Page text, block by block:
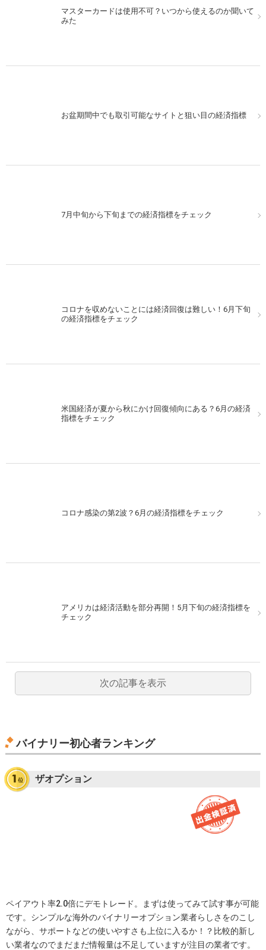
マスターカードは使用不可？いつから使えるのか聞いて
みた
お盆期間中でも取引可能なサイトと狙い目の経済指標
7月中旬から下旬までの経済指標をチェック
コロナを収めないことには経済回復は難しい！6月下旬
の経済指標をチェック
米国経済が夏から秋にかけ回復傾向にある？6月の経済
指標をチェック
コロナ感染の第2波？6月の経済指標をチェック
アメリカは経済活動を部分再開！5月下旬の経済指標を
チェック
次の記事を表示
バイナリー初心者ランキング
ザオプション
ペイアウト率2.0倍にデモトレード。まずは使ってみて試す事が可能
です。シンプルな海外のバイナリーオプション業者らしさをのこし
ながら、サポートなどの使いやすさも上位に入るか！？比較的新し
い業者なのでまだまだ情報量は不足していますが注目の業者です。